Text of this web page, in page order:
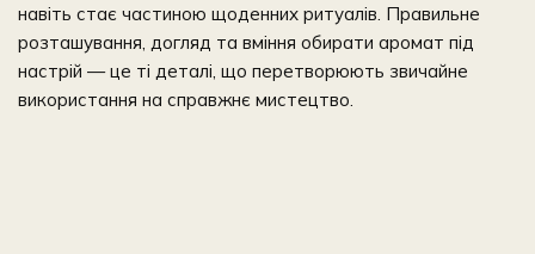
навіть стає частиною щоденних ритуалів. Правильне
розташування, догляд та вміння обирати аромат під
настрій — це ті деталі, що перетворюють звичайне
використання на справжнє мистецтво.